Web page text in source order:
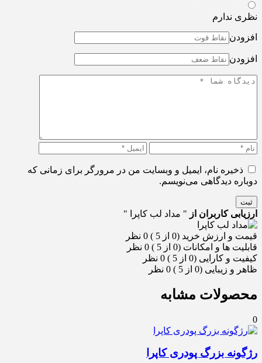
نظری ندارم
افزودن
افزودن
ذخیره نام، ایمیل و وبسایت من در مرورگر برای زمانی که
دوباره دیدگاهی می‌نویسم.
ثبت
ارزیابی کاربران از " مداد لب کاپرا "
قیمت و ارزش خرید (0 از 5 )
0 نظر
قابلیت ها و امکانات (0 از 5 )
0 نظر
کیفیت و کارایی (0 از 5 )
0 نظر
ظاهر و زیبایی (0 از 5 )
0 نظر
محصولات مشابه
0
رژگونه بزرگ پودری کاپرا